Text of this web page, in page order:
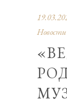
Новости